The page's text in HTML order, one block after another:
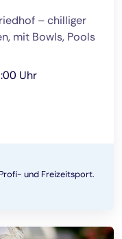
– chilliger
mit Bowls, Pools
Uhr
und Freizeitsport.